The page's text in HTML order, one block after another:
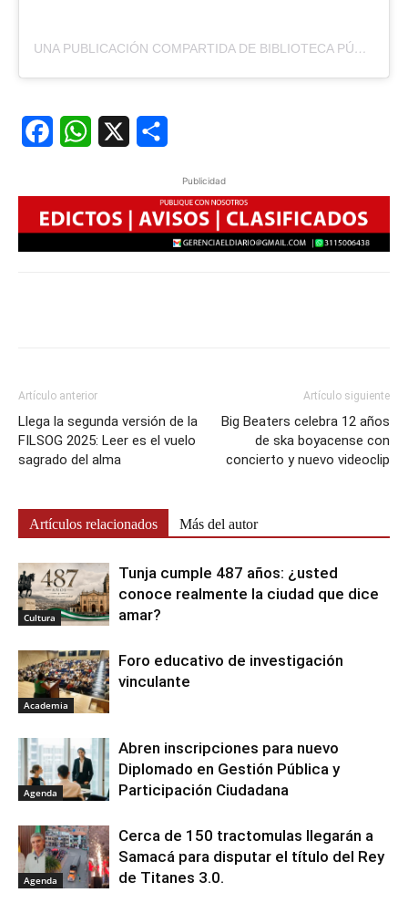
UNA PUBLICACIÓN COMPARTIDA DE BIBLIOTECA PÚBLICA MUNICIPAL ZENÓN SOLANO RICAURTE (@BIBLIOTECAZENONSOLANODUITAMA)
FacebookWhatsApp
Publicidad
Artículo anterior
Llega la segunda versión de la
FILSOG 2025: Leer es el vuelo
sagrado del alma
Artículo siguiente
Big Beaters celebra 12 años
de ska boyacense con
concierto y nuevo videoclip
Artículos relacionados Más del autor
Cultura
Tunja cumple 487 años: ¿usted
conoce realmente la ciudad que dice
amar?
Academia
Foro educativo de investigación
vinculante
Agenda
Abren inscripciones para nuevo
Diplomado en Gestión Pública y
Participación Ciudadana
Agenda
Cerca de 150 tractomulas llegarán a
Samacá para disputar el título del Rey
de Titanes 3.0.